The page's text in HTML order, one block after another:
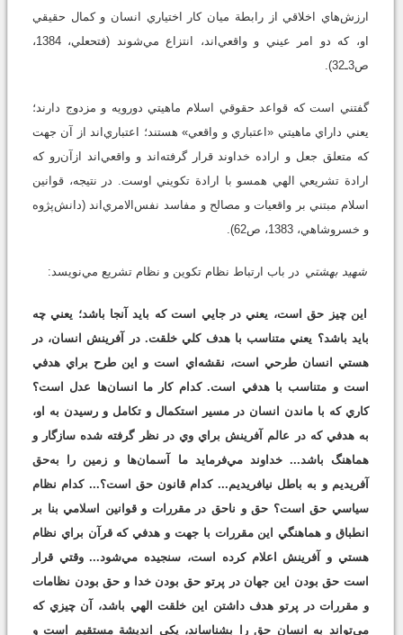
ارزش‌هاي اخلاقي از رابطة ميان كار اختياري انسان و كمال حقيقي
او، كه دو امر عيني و واقعي‌اند، انتزاع مي‌شوند (فتحعلي، 1384،‌
ص3ـ32).
گفتني است كه قواعد حقوقي اسلام ماهيتي دورويه و مزدوج دارند؛
يعني داراي ماهيتي «اعتباري و واقعي» هستند؛ اعتباري‌اند از آن جهت
كه متعلق جعل و اراده خداوند قرار گرفته‌اند و واقعي‌اند ازآن‌رو كه
ارادة تشريعي الهي همسو با ارادة تكويني اوست. در نتيجه، قوانين
اسلام مبتني بر واقعيات و مصالح و مفاسد نفس‌الامري‌اند (دانش‌پژوه
و خسروشاهي، 1383، ص62).
شهيد بهشتي در باب ارتباط نظام تكوين و نظام تشريع مي‌نويسد:
اين چيز حق است، يعني در جايي است كه بايد آنجا باشد؛ يعني چه
بايد باشد؟ يعني متناسب با هدف كلي خلقت. در آفرينش انسان، در
هستي انسان طرحي است، نقشه‌اي است و اين طرح براي هدفي
است و متناسب با هدفي است. كدام كار ما انسان‌ها عدل است؟
كاري كه با ماندن انسان در مسير استكمال و تكامل و رسيدن به او،
به هدفي كه در عالم آفرينش براي وي در نظر گرفته شده سازگار و
هماهنگ باشد... خداوند مي‌فرمايد ما آسمان‌ها و زمين را به‌حق
آفريديم و به باطل نيافريديم... كدام قانون حق است؟... كدام نظام
سياسي حق است؟ حق و ناحق در مقررات و قوانين اسلامي بنا بر
انطباق و هماهنگي اين مقررات با جهت و هدفي كه قرآن براي نظام
هستي و آفرينش اعلام كرده است، سنجيده مي‌شود... وقتي قرار
است حق بودن اين جهان در پرتو حق بودن خدا و حق بودن نظامات
و مقررات در پرتو هدف داشتن اين خلقت الهي باشد، آن چيزي كه
مي‌تواند به انسان حق را بشناساند، يكي انديشة مستقيم است و